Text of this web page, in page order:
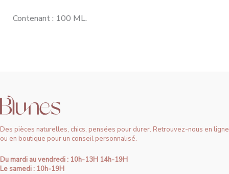
Contenant : 100 ML.
Des pièces naturelles, chics, pensées pour durer. Retrouvez-nous en ligne
ou en boutique pour un conseil personnalisé.
Du mardi au vendredi : 10h-13H 14h-19H
Le samedi : 10h-19H